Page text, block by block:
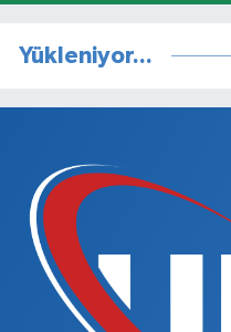
Yükleniyor...